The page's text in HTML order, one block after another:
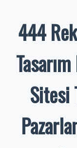
444
Sitesi